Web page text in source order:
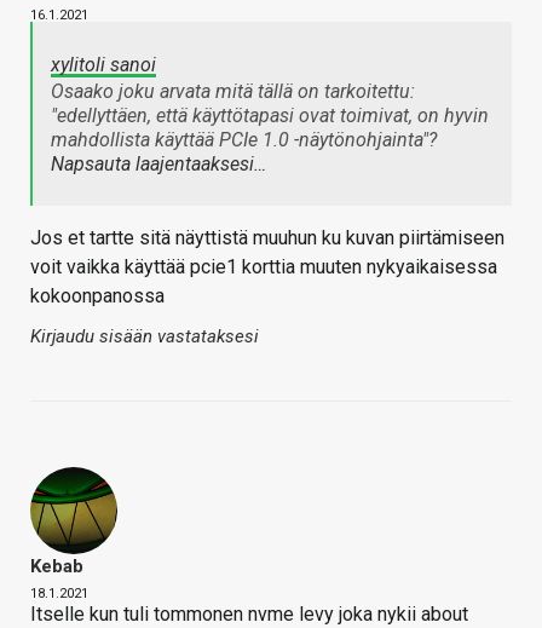
16.1.2021
xylitoli sanoi
Osaako joku arvata mitä tällä on tarkoitettu:
"edellyttäen, että käyttötapasi ovat toimivat, on hyvin
mahdollista käyttää PCIe 1.0 -näytönohjainta"?
Napsauta laajentaaksesi…
Jos et tartte sitä näyttistä muuhun ku kuvan piirtämiseen
voit vaikka käyttää pcie1 korttia muuten nykyaikaisessa
kokoonpanossa
Kirjaudu sisään vastataksesi
Kebab
18.1.2021
Itselle kun tuli tommonen nvme levy joka nykii about